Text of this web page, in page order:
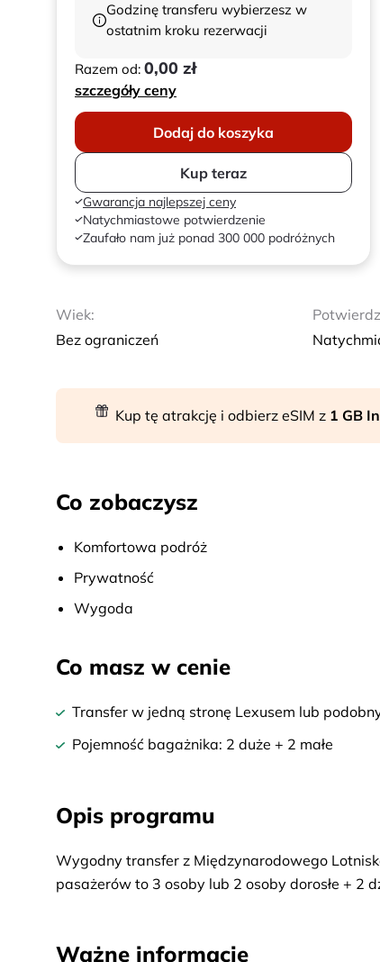
Godzinę transferu wybierzesz w
ostatnim kroku rezerwacji
Razem od: 0,00 zł
szczegóły ceny
Dodaj do koszyka
Kup teraz
Gwarancja najlepszej ceny
Natychmiastowe potwierdzenie
Zaufało nam już ponad 300 000 podróżnych
Wiek:
Bez ograniczeń
Kup tę atrakcję i odbierz eSIM z 1 GB
Co zobaczysz
Komfortowa podróż
Prywatność
Wygoda
Co masz w cenie
Transfer w jedną stronę Lexusem lub
Pojemność bagażnika: 2 duże + 2 małe
Opis programu
Wygodny transfer z Międzynarodowego
pasażerów to 3 osoby lub 2 osoby dorosłe + 2
Ważne informacje